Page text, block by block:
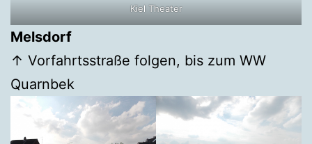
Kiel Theater
Melsdorf
↑ Vorfahrtsstraße folgen, bis zum WW
Quarnbek